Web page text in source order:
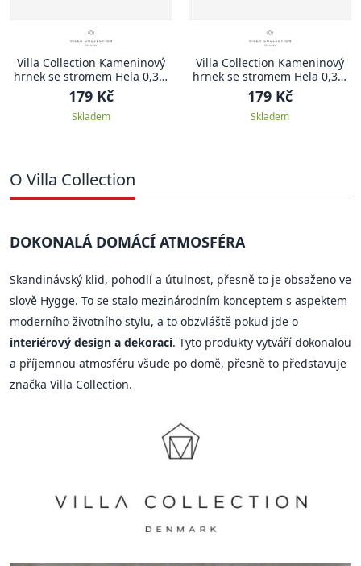
Villa Collection Kameninový
hrnek se stromem Hela 0,35l
Brown
179 Kč
Skladem
Villa Collection Kameninový
hrnek se stromem Hela 0,35l
Black
179 Kč
Skladem
O Villa Collection
DOKONALÁ DOMÁCÍ ATMOSFÉRA
Skandinávský klid, pohodlí a útulnost, přesně to je obsaženo ve
slově Hygge. To se stalo mezinárodním konceptem s aspektem
moderního životního stylu, a to obzvláště pokud jde o
interiérový design a dekoraci. Tyto produkty vytváří dokonalou
a příjemnou atmosféru všude po domě, přesně to představuje
značka Villa Collection.